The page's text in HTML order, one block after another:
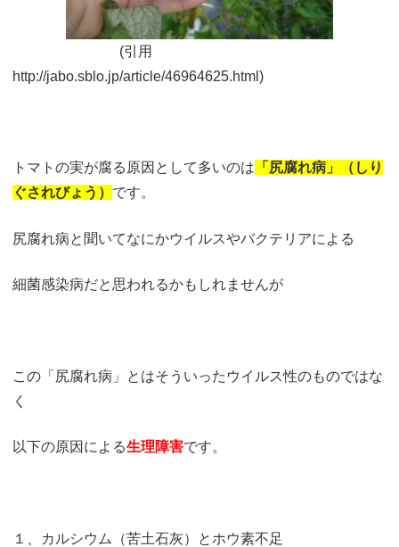
(引用
http://jabo.sblo.jp/article/46964625.html)
トマトの実が腐る原因として多いのは 「尻腐れ病」（しり
ぐされびょう） です。
尻腐れ病と聞いてなにかウイルスやバクテリアによる
細菌感染病だと思われるかもしれませんが
この「尻腐れ病」とはそういったウイルス性のものではな
く
以下の原因による生理障害です。
１、カルシウム（苦土石灰）とホウ素不足